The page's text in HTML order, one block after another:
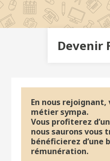
Devenir
En nous rejoignant,
métier sympa.
Vous profiterez
nous saurons
bénéficierez d’une
rémunération.